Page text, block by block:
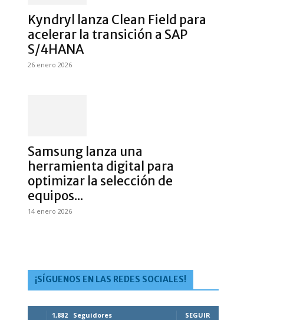
Kyndryl lanza Clean Field para
acelerar la transición a SAP
S/4HANA
26 enero 2026
Samsung lanza una
herramienta digital para
optimizar la selección de
equipos...
14 enero 2026
¡SÍGUENOS EN LAS REDES SOCIALES!
1,882 Seguidores SEGUIR